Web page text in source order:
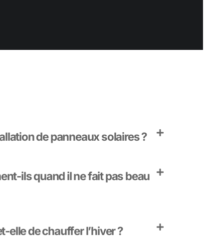
de panneaux solaires ?
ils quand il ne fait pas beau
elle de chauffer l’hiver ?